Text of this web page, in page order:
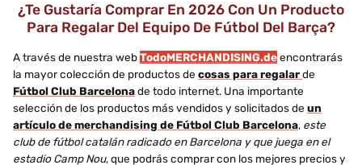
¿Te Gustaría Comprar En 2026 Con Un Producto
Para Regalar Del Equipo De Fútbol Del Barça?
A través de nuestra webTodoMERCHANDISING.deencontrarás
la mayor colección de productos de cosas para regalarde
Fútbol Club Barcelonade todo internet. Una importante
selección de los productos más vendidos y solicitados de un
artículo de merchandising de Fútbol Club Barcelona, este
club de fútbol catalán radicado en Barcelona y que juega en el
estadio Camp Nou, que podrás comprar con los mejores precios y